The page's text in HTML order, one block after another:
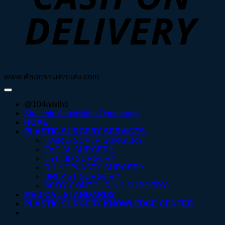
www.ศัลยกรรมตกแต่ง.com
@104wwihb
Strategic Acquisition Opportunity
HOME
PLASTIC SURGERY SERVICES
HAIR & SCALP SURGERY
FACIAL SURGERY
EYELID SURGERY
RHINOPLASTY SURGERY
BREAST SURGERY
BODY CONTOURING SURGERY
MEDICAL STANDARDS
PLASTIC SURGERY KNOWLEDGE CENTER